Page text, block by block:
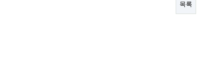
목록